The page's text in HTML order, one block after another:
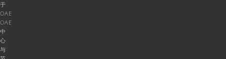
于
OAE
OAE
中
心
与